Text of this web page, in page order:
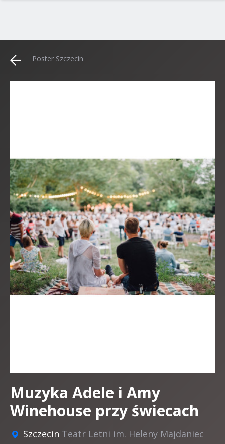
Poster Szczecin
Muzyka Adele i Amy
Winehouse przy świecach
Szczecin Teatr Letni im. Heleny Majdaniec